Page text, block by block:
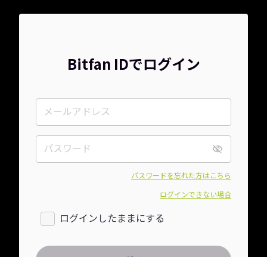
Bitfan IDでログイン
パスワードを忘れた方はこちら
ログインできない場合
ログインしたままにする